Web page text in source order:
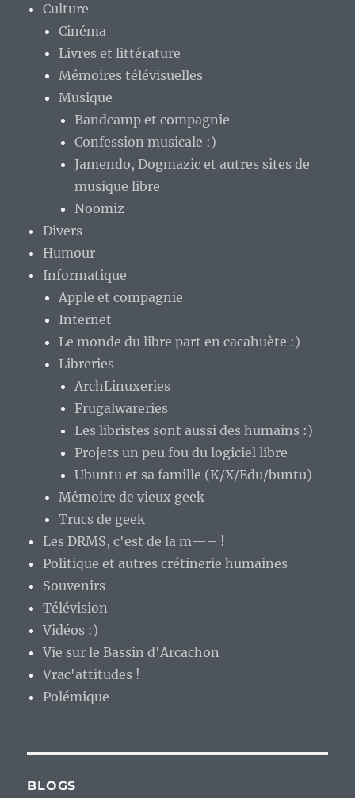
Culture
Cinéma
Livres et littérature
Mémoires télévisuelles
Musique
Bandcamp et compagnie
Confession musicale :)
Jamendo, Dogmazic et autres sites de
musique libre
Noomiz
Divers
Humour
Informatique
Apple et compagnie
Internet
Le monde du libre part en cacahuète :)
Libreries
ArchLinuxeries
Frugalwareries
Les libristes sont aussi des humains :)
Projets un peu fou du logiciel libre
Ubuntu et sa famille (K/X/Edu/buntu)
Mémoire de vieux geek
Trucs de geek
Les DRMS, c'est de la m—– !
Politique et autres crétinerie humaines
Souvenirs
Télévision
Vidéos :)
Vie sur le Bassin d'Arcachon
Vrac'attitudes !
Polémique
BLOGS